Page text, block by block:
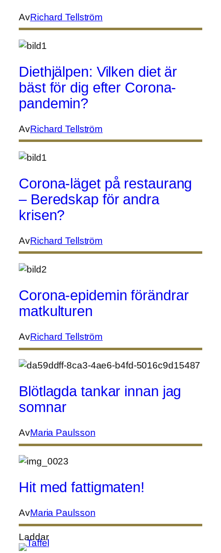
AvRichard Tellström
Diethjälpen: Vilken diet är
bäst för dig efter Corona-
pandemin?
AvRichard Tellström
Corona-läget på restaurang
– Beredskap för andra
krisen?
AvRichard Tellström
Corona-epidemin förändrar
matkulturen
AvRichard Tellström
Blötlagda tankar innan jag
somnar
AvMaria Paulsson
Hit med fattigmaten!
AvMaria Paulsson
Laddar